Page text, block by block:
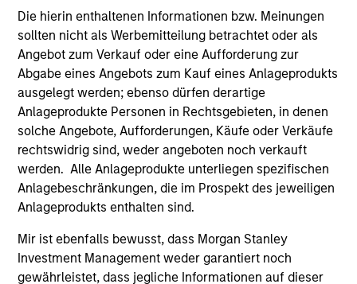
Die hierin enthaltenen Informationen bzw. Meinungen
sollten nicht als Werbemitteilung betrachtet oder als
Angebot zum Verkauf oder eine Aufforderung zur
Abgabe eines Angebots zum Kauf eines Anlageprodukts
ausgelegt werden; ebenso dürfen derartige
Anlageprodukte Personen in Rechtsgebieten, in denen
solche Angebote, Aufforderungen, Käufe oder Verkäufe
rechtswidrig sind, weder angeboten noch verkauft
werden. Alle Anlageprodukte unterliegen spezifischen
Anlagebeschränkungen, die im Prospekt des jeweiligen
Anlageprodukts enthalten sind.
Mir ist ebenfalls bewusst, dass Morgan Stanley
Investment Management weder garantiert noch
gewährleistet, dass jegliche Informationen auf dieser
erhältlich. Die Schweizer Vertretung ist Carnegie Fund
Services S.A., 11, rue du Général-Dufour, 1204 Genf,
Schweiz. Die Schweizer Zahlstelle ist Banque Cantonale
de Genève, 17, quai de l’Ile, 1204 Genf, Schweiz.
Beendet die Verwaltungsgesellschaft des entsprechenden
Fonds ihre Vereinbarung zur Vermarktung dieses Fonds in
einem Land des EWR, in dem dieser für den Verkauf
registriert ist, so geschieht dies in Übereinstimmung mit
den OGAW-Vorschriften.
Mit dem Fonds verbundene Begriffe und
Begriffsbestimmungen können Sie unserer Seite mit
demGlossarentnehmen.
Performanceangaben werden auf Basis der
Nettoinventarwerte (NAV) und abzüglich Gebühren
berechnet. Provisionen und Kosten, die bei der Ausgabe